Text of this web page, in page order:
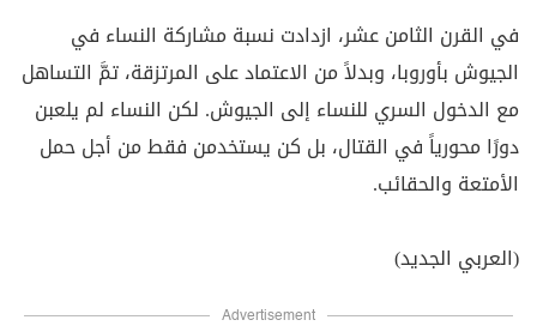
في القرن الثامن عشر، ازدادت نسبة مشاركة النساء في
الجيوش بأوروبا، وبدلاً من الاعتماد على المرتزقة، تمَّ التساهل
مع الدخول السري للنساء إلى الجيوش. لكن النساء لم يلعبن
دورًا محورياً في القتال، بل كن يستخدمن فقط من أجل حمل
الأمتعة والحقائب.
(العربي الجديد)
Advertisement